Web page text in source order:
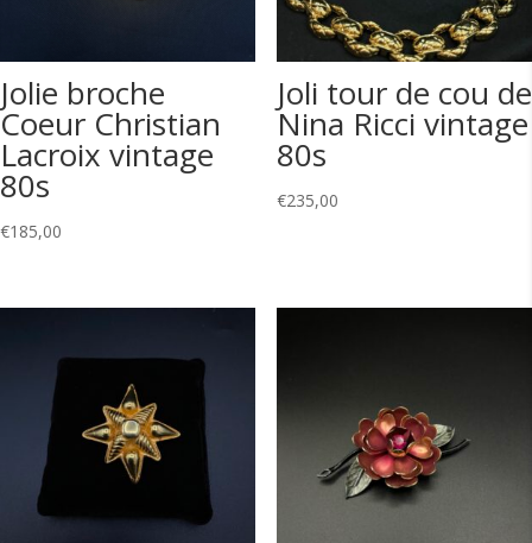
Jolie broche
Coeur Christian
Lacroix vintage
80s
€185,00
Joli tour de cou de
Nina Ricci vintage
80s
€235,00